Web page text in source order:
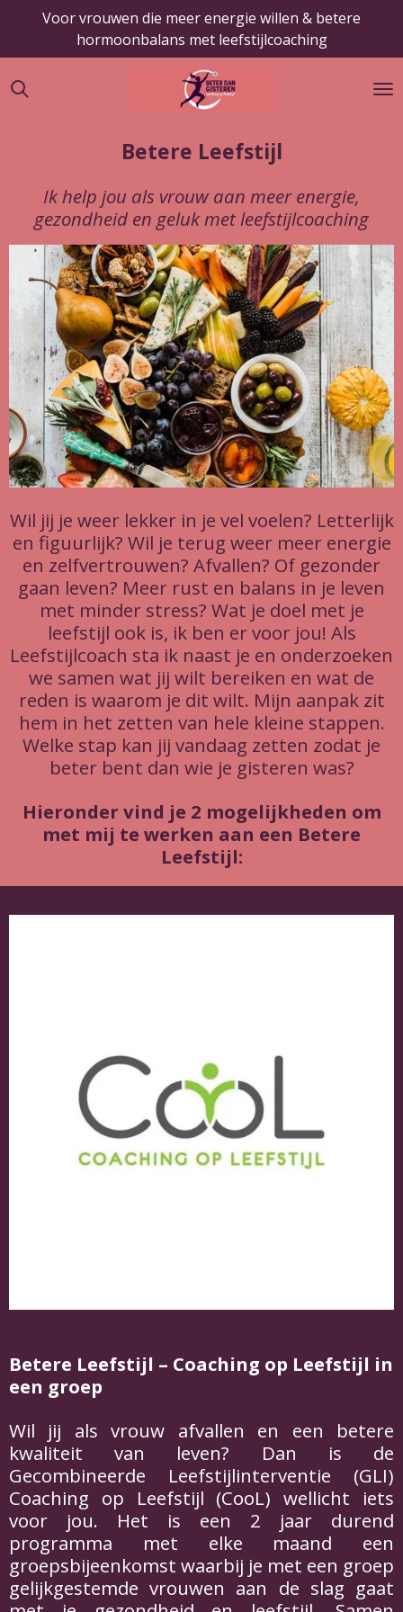
naar
de
Voor vrouwen die meer energie willen & betere
hormoonbalans met leefstijlcoaching
Betere Leefstijl
Ik help jou als vrouw aan meer energie,
gezondheid en geluk met leefstijlcoaching
Wil jij je weer lekker in je vel voelen? Letterlijk
en figuurlijk? Wil je terug weer meer energie
en zelfvertrouwen? Afvallen? Of gezonder
gaan leven? Meer rust en balans in je leven
met minder stress? Wat je doel met je
leefstijl ook is, ik ben er voor jou! Als
Leefstijlcoach sta ik naast je en onderzoeken
we samen wat jij wilt bereiken en wat de
reden is waarom je dit wilt. Mijn aanpak zit
hem in het zetten van hele kleine stappen.
Welke stap kan jij vandaag zetten zodat je
beter bent dan wie je gisteren was?
Hieronder vind je 2 mogelijkheden om
met mij te werken aan een Betere
Leefstijl:
Betere Leefstijl – Coaching op Leefstijl in
een groep
Wil jij als vrouw afvallen en een betere
kwaliteit van leven? Dan is de
Gecombineerde Leefstijlinterventie (GLI)
Coaching op Leefstijl (CooL) wellicht iets
voor jou. Het is een 2 jaar durend
programma met elke maand een
groepsbijeenkomst waarbij je met een groep
gelijkgestemde vrouwen aan de slag gaat